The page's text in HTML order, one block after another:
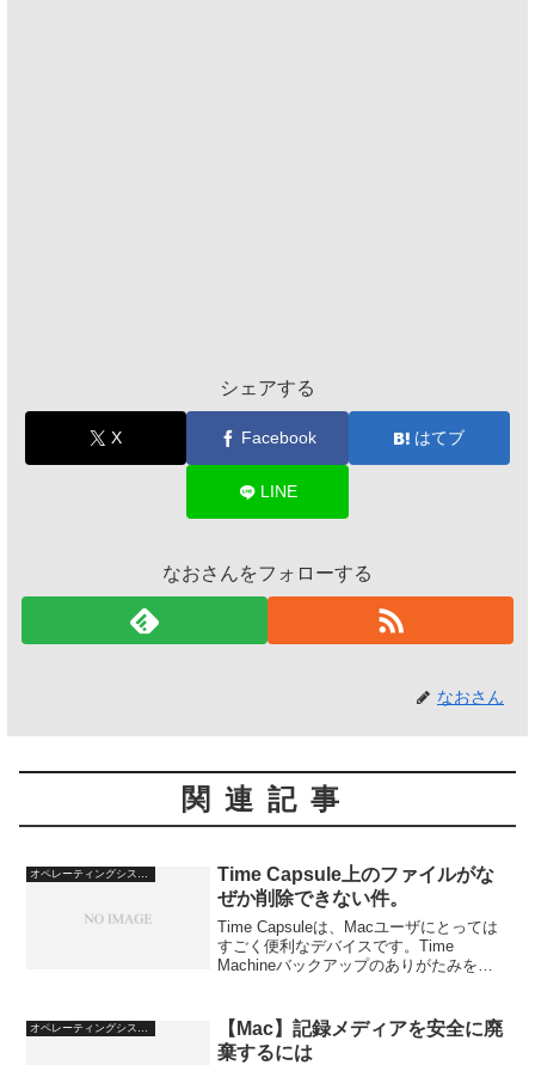
シェアする
X Facebook はてブ
LINE
なおさんをフォローする
なおさん
関連記事
Time Capsule上のファイルがな
ぜか削除できない件。
Time Capsuleは、Macユーザにとっては
すごく便利なデバイスです。Time
Machineバックアップのありがたみを実
リティで、「ファイル共有を使用」に...
オペレーティングシステム
【Mac】記録メディアを安全に廃
棄するには